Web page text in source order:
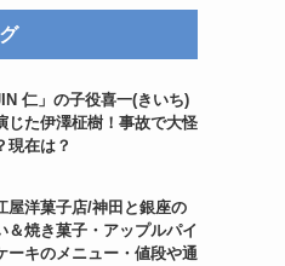
仁」の子役喜一(きいち)
じた伊澤柾樹！事故で大怪
現在は？
屋洋菓子店/神田と銀座の
＆焼き菓子・アップルパイ
ーキのメニュー・値段や通